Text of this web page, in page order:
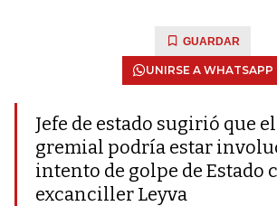
GUARDAR
UNIRSE A WHATSAPP
Jefe de estado sugirió que
gremial podría estar
intento de golpe de Estado
excanciller Leyva